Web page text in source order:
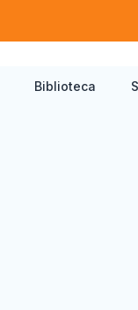
Biblioteca